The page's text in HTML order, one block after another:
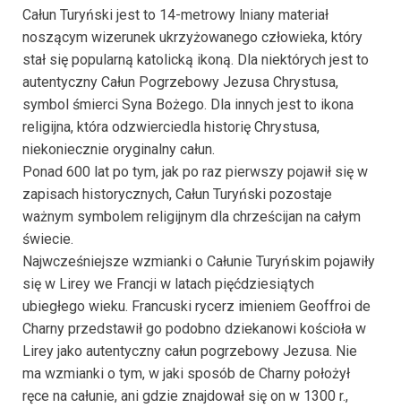
Całun Turyński jest to 14-metrowy lniany materiał
noszącym wizerunek ukrzyżowanego człowieka, który
stał się popularną katolicką ikoną. Dla niektórych jest to
autentyczny Całun Pogrzebowy Jezusa Chrystusa,
symbol śmierci Syna Bożego. Dla innych jest to ikona
religijna, która odzwierciedla historię Chrystusa,
niekoniecznie oryginalny całun.
Ponad 600 lat po tym, jak po raz pierwszy pojawił się w
zapisach historycznych, Całun Turyński pozostaje
ważnym symbolem religijnym dla chrześcijan na całym
świecie.
Najwcześniejsze wzmianki o Całunie Turyńskim pojawiły
się w Lirey we Francji w latach pięćdziesiątych
ubiegłego wieku. Francuski rycerz imieniem Geoffroi de
Charny przedstawił go podobno dziekanowi kościoła w
Lirey jako autentyczny całun pogrzebowy Jezusa. Nie
ma wzmianki o tym, w jaki sposób de Charny położył
ręce na całunie, ani gdzie znajdował się on w 1300 r.,